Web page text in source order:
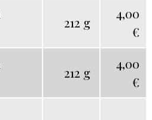
212 g
4,00
€
212 g
4,00
€